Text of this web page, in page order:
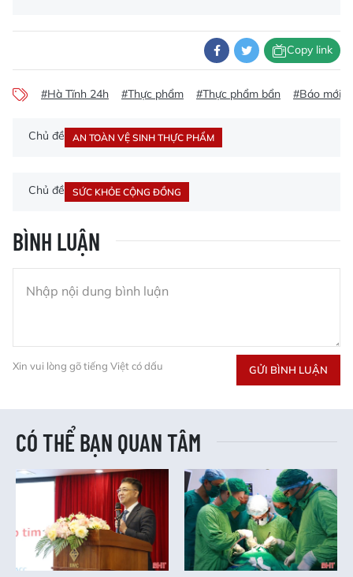
Copy link
#Hà Tĩnh 24h #Thực phẩm #Thực phẩm bẩn #Báo mới
Chủ đề AN TOÀN VỆ SINH THỰC PHẨM
Chủ đề SỨC KHỎE CỘNG ĐỒNG
BÌNH LUẬN
Xin vui lòng gõ tiếng Việt có dấu GỬI BÌNH LUẬN
CÓ THỂ BẠN QUAN TÂM